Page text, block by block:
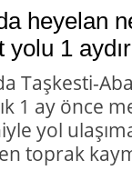
heyelan
yolu 1
Taşkesti-
1 ay önce
yol
toprak